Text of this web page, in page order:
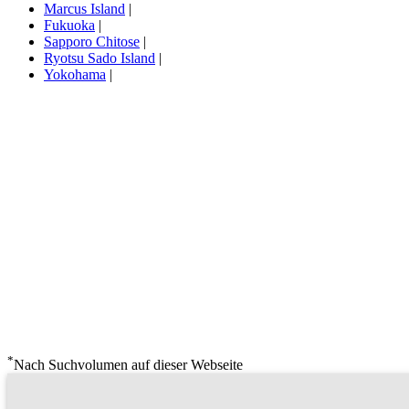
Marcus Island |
Fukuoka |
Sapporo Chitose |
Ryotsu Sado Island |
Yokohama |
*Nach Suchvolumen auf dieser Webseite